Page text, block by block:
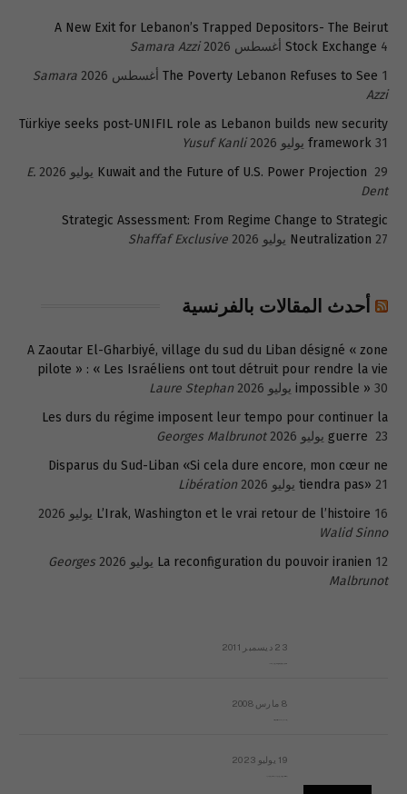
A New Exit for Lebanon’s Trapped Depositors- The Beirut
Stock Exchange 4 أغسطس 2026
Samara Azzi
The Poverty Lebanon Refuses to See 1 أغسطس 2026
Samara
Azzi
Türkiye seeks post-UNIFIL role as Lebanon builds new security
framework 31 يوليو 2026
Yusuf Kanli
Kuwait and the Future of U.S. Power Projection 29 يوليو 2026
E.
Dent
Strategic Assessment: From Regime Change to Strategic
Neutralization 27 يوليو 2026 Shaffaf Exclusive
أحدث المقالات بالفرنسية
A Zaoutar El-Gharbiyé, village du sud du Liban désigné « zone
pilote » : « Les Israéliens ont tout détruit pour rendre la vie
impossible » 30 يوليو 2026
Laure Stephan
Les durs du régime imposent leur tempo pour continuer la
guerre 23 يوليو 2026
Georges Malbrunot
Disparus du Sud-Liban «Si cela dure encore, mon cœur ne
tiendra pas» 21 يوليو 2026
Libération
L’Irak, Washington et le vrai retour de l’histoire 16 يوليو 2026
Walid Sinno
La reconfiguration du pouvoir iranien 12 يوليو 2026
Georges
Malbrunot
23 ديسمبر 2011
8 مارس 2008
19 يوليو 2023